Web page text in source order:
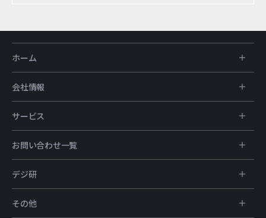
ホーム
会社情報
サービス
お問い合わせ一覧
デジ研
その他